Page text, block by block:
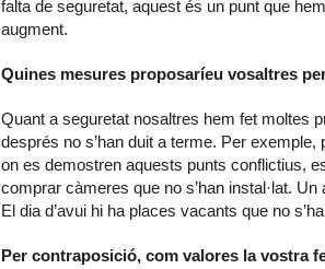
falta de seguretat, aquest és un punt que
augment.
Quines mesures proposaríeu vosaltres
Quant a seguretat nosaltres hem fet moltes
després no s’han duit a terme. Per
on es demostren aquests punts conflictius,
comprar càmeres que no s’han instal·lat.
El dia d’avui hi ha places vacants que no
Per contraposició, com valores la vostra